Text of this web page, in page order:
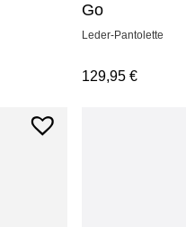
Go
Leder-Pantolette
129,95€